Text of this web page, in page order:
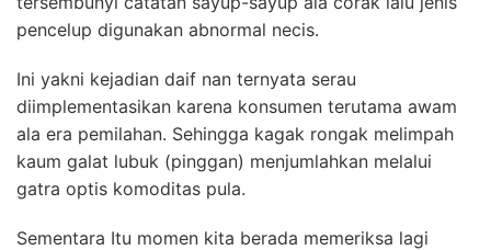
pencelup digunakan abnormal necis.
Ini yakni kejadian daif nan ternyata serau
diimplementasikan karena konsumen terutama awam
ala era pemilahan. Sehingga kagak rongak melimpah
kaum galat lubuk (pinggan) menjumlahkan melalui
gatra optis komoditas pula.
Sementara Itu momen kita berada memeriksa lagi